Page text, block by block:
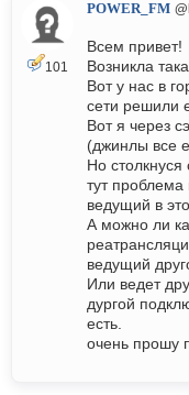
101
POWER_FM
Всем привет!
Возникла
Вот у нас в
сети решили
Вот я через
(джинлы все
Но
тут проблема
ведущий в
А можно ли
ведущий
Или ведет
дургой
есть.
очень прошу